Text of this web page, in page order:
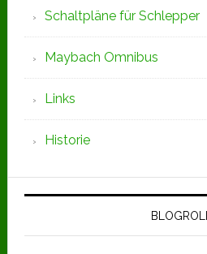
Schaltpläne für Schlepper
Maybach Omnibus
Links
Historie
BLOGROLL